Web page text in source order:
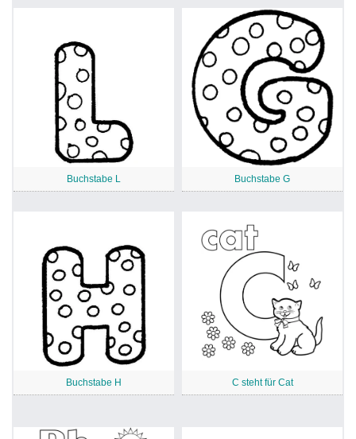
Buchstabe L Buchstabe G
Buchstabe H C steht für Cat